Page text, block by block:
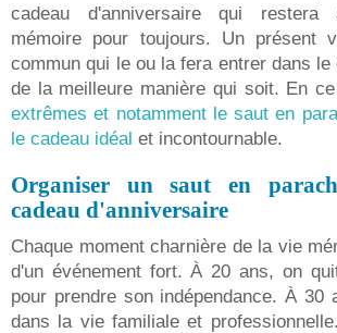
cadeau d'anniversaire qui
mémoire pour toujours. Un présent
commun qui le ou la fera entrer dans le
de la meilleure manière qui soit. En
extrêmes et notamment le saut en
le cadeau idéal et incontournable.
Organiser un saut en
cadeau d'anniversaire
Chaque moment charnière de la vie
d'un événement fort. À 20 ans, on
pour prendre son indépendance. À 30
dans la vie familiale et